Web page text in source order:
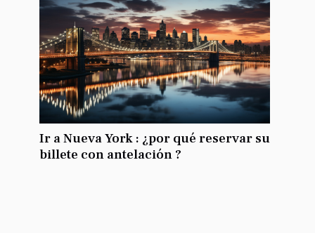
Ir a Nueva York : ¿por qué reservar su
billete con antelación ?